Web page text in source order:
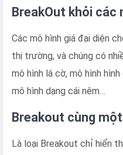
BreakOut khỏi các
Các mô hình giá đại diện
thị trường, và chúng có
mô hình lá cờ, mô hình
mô hình dạng cái nêm…
Breakout cùng
Là loại Breakout chỉ hiển